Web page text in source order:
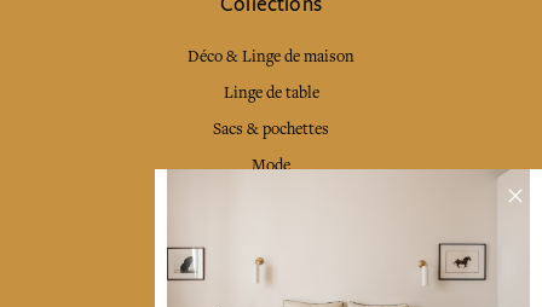
Déco & Linge de maison
Linge de table
Sacs & pochettes
Mode
Livraison & retour